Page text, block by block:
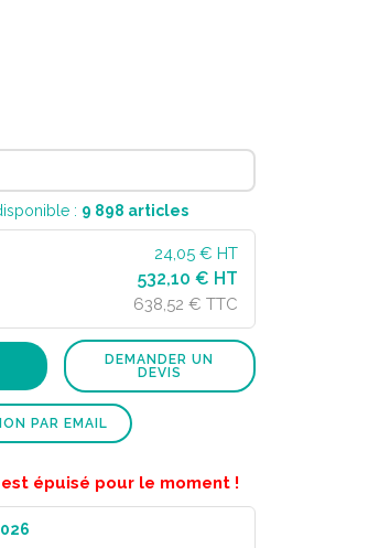
: 9 898 articles
24,05 € HT
532,10 € HT
638,52 € TTC
DEMANDER UN
DEVIS
PAR EMAIL
épuisé pour le moment !